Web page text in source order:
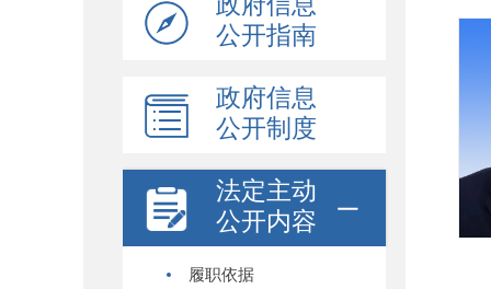
公开指南
政府信息
公开制度
法定主动
公开内容
履职依据